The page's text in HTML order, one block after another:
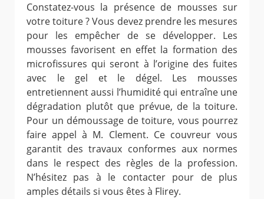
Constatez-vous la présence de mousses sur
votre toiture ? Vous devez prendre les mesures
pour les empêcher de se développer. Les
mousses favorisent en effet la formation des
microfissures qui seront à l’origine des fuites
avec le gel et le dégel. Les mousses
entretiennent aussi l’humidité qui entraîne une
dégradation plutôt que prévue, de la toiture.
Pour un démoussage de toiture, vous pourrez
faire appel à M. Clement. Ce couvreur vous
garantit des travaux conformes aux normes
dans le respect des règles de la profession.
N’hésitez pas à le contacter pour de plus
amples détails si vous êtes à Flirey.